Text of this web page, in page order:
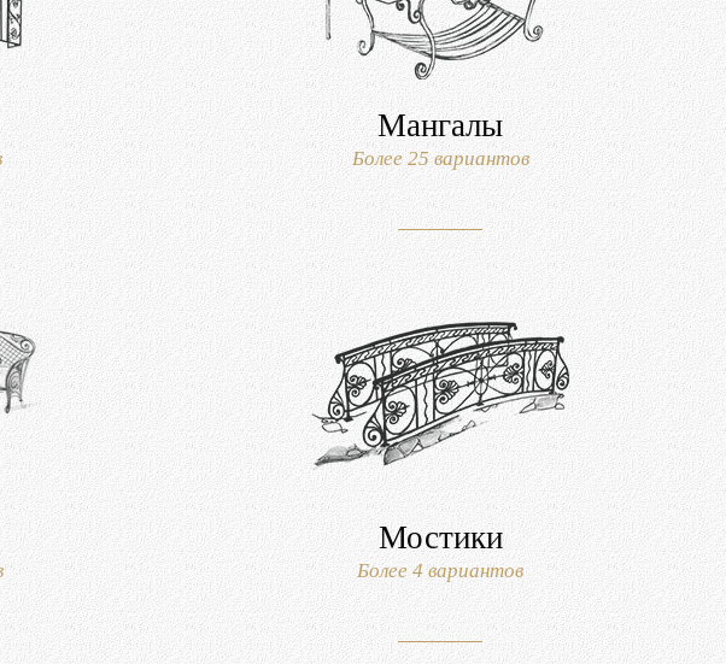
Мангалы
Более 25 вариантов
Мостики
Более 4 вариантов